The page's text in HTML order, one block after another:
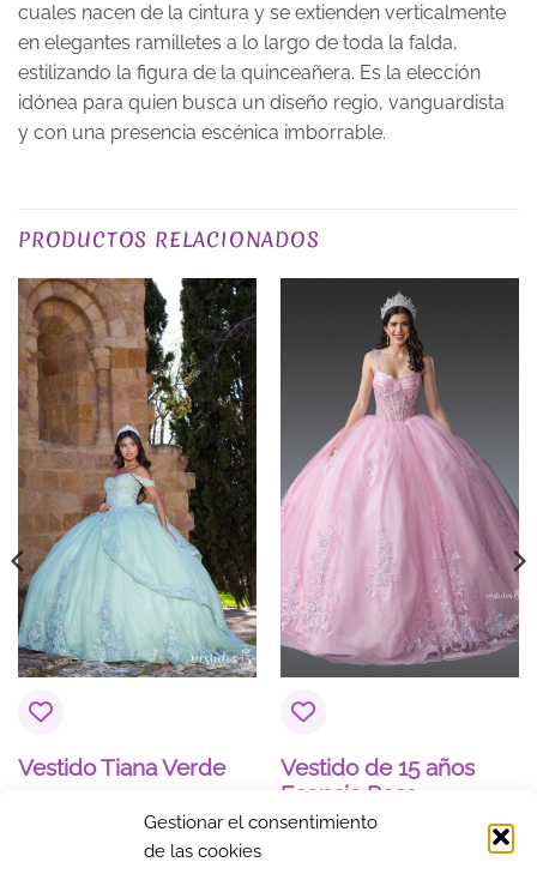
Gestionar el consentimiento
de las cookies
cuales nacen de la cintura y se extienden verticalmente
en elegantes ramilletes a lo largo de toda la falda,
estilizando la figura de la quinceañera. Es la elección
idónea para quien busca un diseño regio, vanguardista
y con una presencia escénica imborrable.
PLAZO DE ENTREGA Plazo de Entrega: 21 días
PRODUCTOS RELACIONADOS
Vestido Tiana Verde
Vestido de 15 años
Esencia Rosa